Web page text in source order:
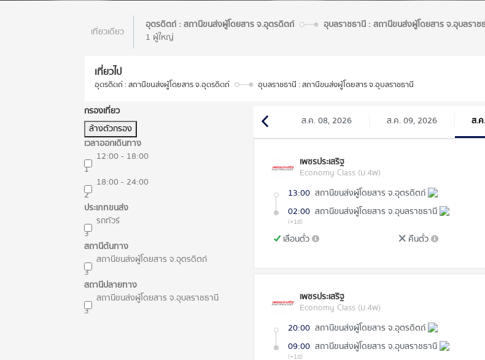
เที่ยวเดียว
อุตรดิตถ์ : สถานีขนส่งผู้โดยสาร จ.อุตรดิตถ์
อุบลราชธานี : สถานีขนส่งผู้โดยสาร จ.อุบลราช
1 ผู้ใหญ่
เที่ยวไป
อุตรดิตถ์ : สถานีขนส่งผู้โดยสาร จ.อุตรดิตถ์ อุบลราชธานี : สถานีขนส่งผู้โดยสาร จ.อุบลราชธานี
กรองเที่ยว
ล้างตัวกรอง
เวลาออกเดินทาง
12:00 - 18:00
1
18:00 - 24:00
2
ประเภทขนส่ง
รถทัวร์
3
สถานีต้นทาง
สถานีขนส่งผู้โดยสาร จ.อุตรดิตถ์
3
สถานีปลายทาง
สถานีขนส่งผู้โดยสาร จ.อุบลราชธานี
3
ส.ค. 08, 2026 ส.ค. 09, 2026 ส.
เพชรประเสริฐ
Economy Class (ม.4พ)
13:00 สถานีขนส่งผู้โดยสาร จ.อุตรดิตถ์
02:00 สถานีขนส่งผู้โดยสาร จ.อุบลราชธานี
(+1d)
เลื่อนตั๋ว คืนตั๋ว
เพชรประเสริฐ
Economy Class (ม.4พ)
20:00 สถานีขนส่งผู้โดยสาร จ.อุตรดิตถ์
09:00 สถานีขนส่งผู้โดยสาร จ.อุบลราชธานี
(+1d)